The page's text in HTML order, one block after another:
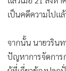
เป็นคดีความไปแล้
จากนั้น นายวรินท
ปัญหาการจัดการ